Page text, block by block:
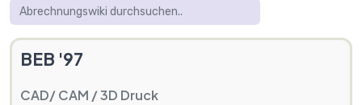
BEB '97
CAD/ CAM / 3D Druck